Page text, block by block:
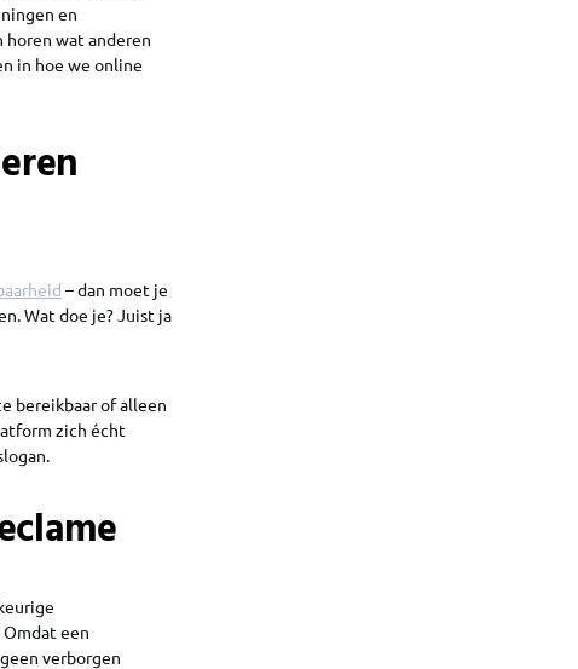
en
wat anderen
in hoe we online
– dan moet je
Wat doe je? Juist ja
bereikbaar of alleen
zich écht
een
verborgen